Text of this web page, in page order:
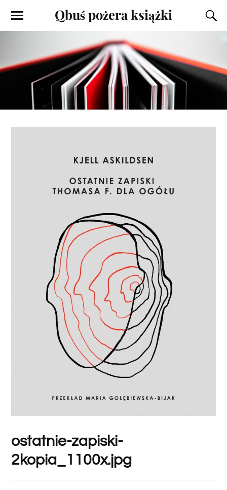
Qbuś pożera książki
ostatnie-zapiski-
2kopia_1100x.jpg